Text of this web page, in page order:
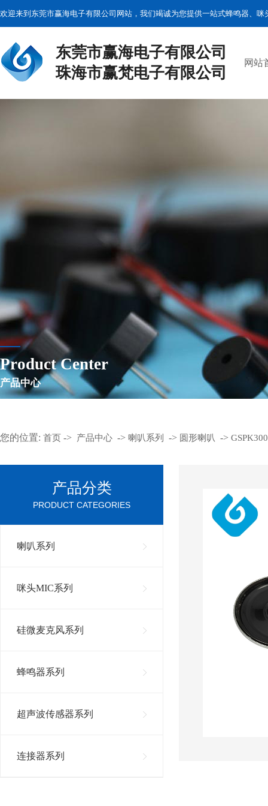
欢迎来到东莞市赢海电子有限公司网站，我们竭诚为您提供一站式蜂鸣器、
东莞市赢海电子有限公司
珠海市赢梵电子有限公司
网站
Product Center
产品中心
您的位置: 首页 -> 产品中心 -> 喇叭系列 -> 圆形喇叭 ->
产品分类
PRODUCT CATEGORIES
喇叭系列
咪头MIC系列
硅微麦克风系列
蜂鸣器系列
超声波传感器系列
连接器系列